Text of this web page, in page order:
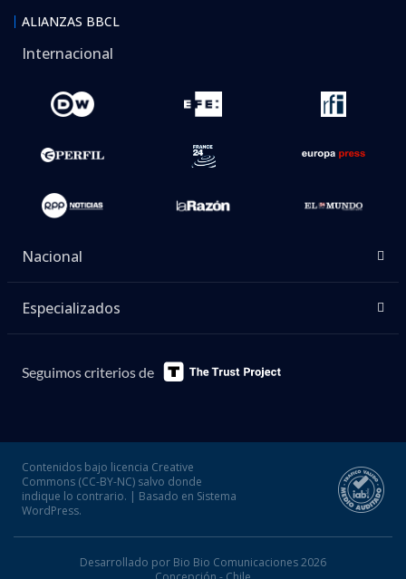
ALIANZAS BBCL
Internacional
Nacional
Especializados
Seguimos criterios de
Contenidos bajo licencia Creative
Commons (CC-BY-NC) salvo donde
indique lo contrario. | Basado en Sistema
WordPress.
Desarrollado por Bio Bio Comunicaciones 2026